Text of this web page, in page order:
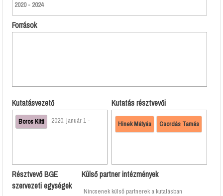
2020 - 2024
Források
Kutatásvezető
Boros Kitti 2020. január 1 -
Kutatás résztvevői
Hinek Mátyás Csordás Tamás
Résztvevő BGE
szervezeti egységek
Külső partner intézmények
Nincsenek külső partnerek a kutatásban